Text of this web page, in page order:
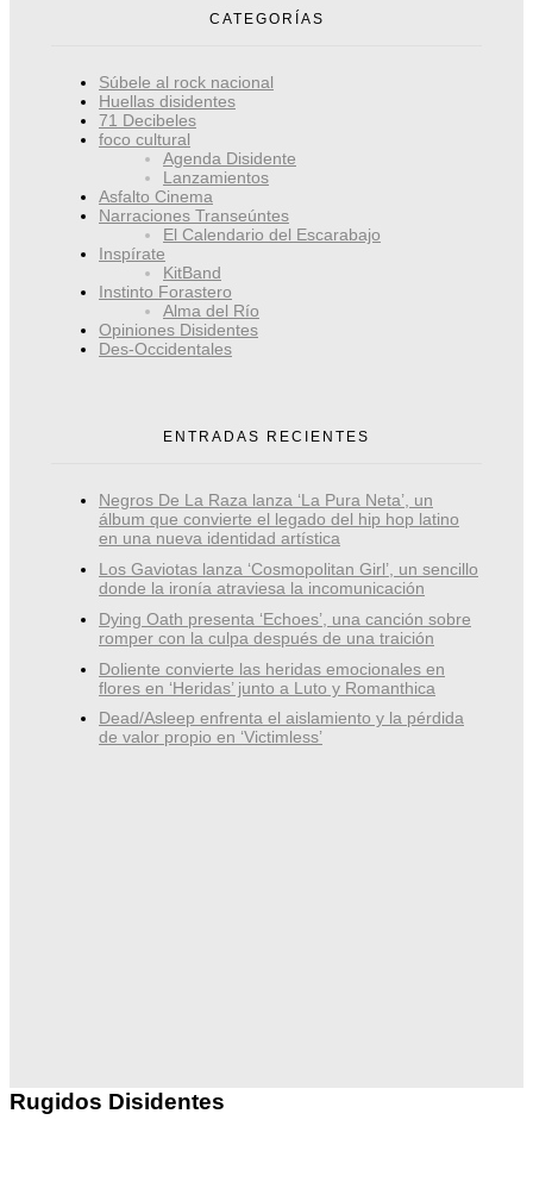
CATEGORÍAS
Súbele al rock nacional
Huellas disidentes
71 Decibeles
foco cultural
Agenda Disidente
Lanzamientos
Asfalto Cinema
Narraciones Transeúntes
El Calendario del Escarabajo
Inspírate
KitBand
Instinto Forastero
Alma del Río
Opiniones Disidentes
Des-Occidentales
ENTRADAS RECIENTES
Negros De La Raza lanza ‘La Pura Neta’, un
álbum que convierte el legado del hip hop latino
en una nueva identidad artística
Los Gaviotas lanza ‘Cosmopolitan Girl’, un sencillo
donde la ironía atraviesa la incomunicación
Dying Oath presenta ‘Echoes’, una canción sobre
romper con la culpa después de una traición
Doliente convierte las heridas emocionales en
flores en ‘Heridas’ junto a Luto y Romanthica
Dead/Asleep enfrenta el aislamiento y la pérdida
de valor propio en ‘Victimless’
Rugidos Disidentes